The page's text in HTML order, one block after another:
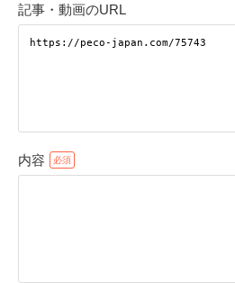
記事・動画のURL
内容